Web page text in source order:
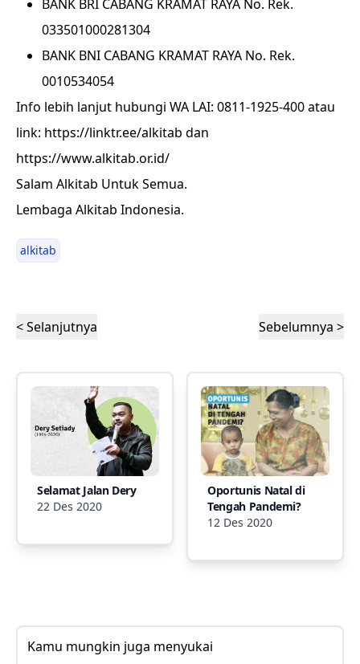
BANK BRI CABANG KRAMAT RAYA No. Rek.
033501000281304
BANK BNI CABANG KRAMAT RAYA No. Rek.
0010534054
Info lebih lanjut hubungi WA LAI: 0811-1925-400 atau
link: https://linktr.ee/alkitab dan
https://www.alkitab.or.id/
Salam Alkitab Untuk Semua.
Lembaga Alkitab Indonesia.
alkitab
< Selanjutnya Sebelumnya >
Selamat Jalan Dery
22 Des 2020
Oportunis Natal di
Tengah Pandemi?
12 Des 2020
Kamu mungkin juga menyukai